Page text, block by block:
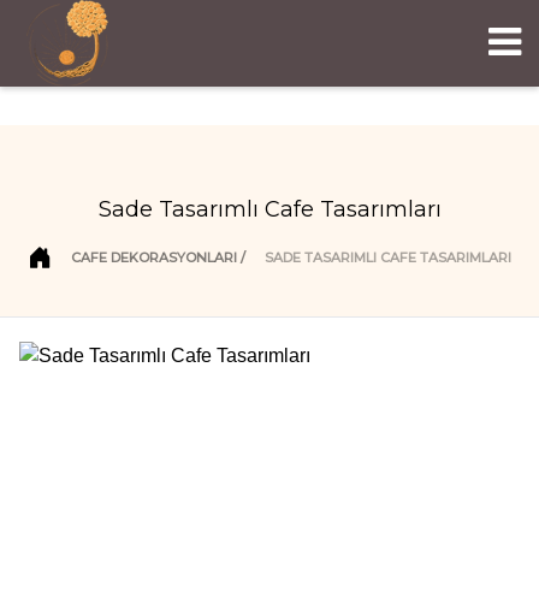
Sade Tasarımlı Cafe Tasarımları
CAFE DEKORASYONLARI SADE TASARIMLI CAFE TASARIMLARI